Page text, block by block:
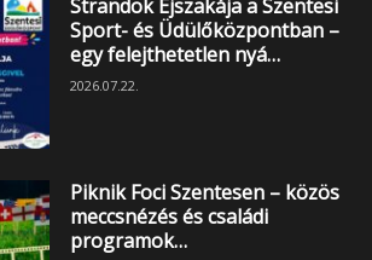
Strandok Éjszakája a Szentesi
Sport- és Üdülőközpontban –
egy felejthetetlen nyá…
2026.07.22.
Piknik Foci Szentesen – közös
meccsnézés és családi
programok…